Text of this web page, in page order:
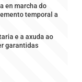
en marcha do
temporal a
e a axuda ao
garantidas